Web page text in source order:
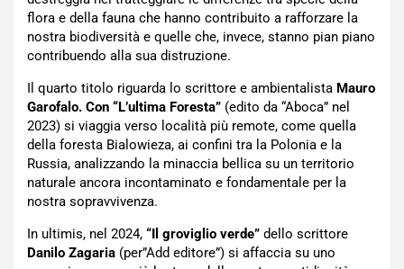
flora e della fauna che hanno contribuito a rafforzare la
nostra biodiversità e quelle che, invece, stanno pian piano
contribuendo alla sua distruzione.
Il quarto titolo riguarda lo scrittore e ambientalista Mauro
Garofalo. Con “L’ultima Foresta” (edito da “Aboca” nel
2023) si viaggia verso località più remote, come quella
della foresta Bialowieza, ai confini tra la Polonia e la
Russia, analizzando la minaccia bellica su un territorio
naturale ancora incontaminato e fondamentale per la
nostra sopravvivenza.
In ultimis, nel 2024, “Il groviglio verde” dello scrittore
Danilo Zagaria (per”Add editore”) si affaccia su uno